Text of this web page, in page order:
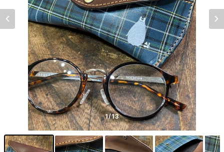
1/13